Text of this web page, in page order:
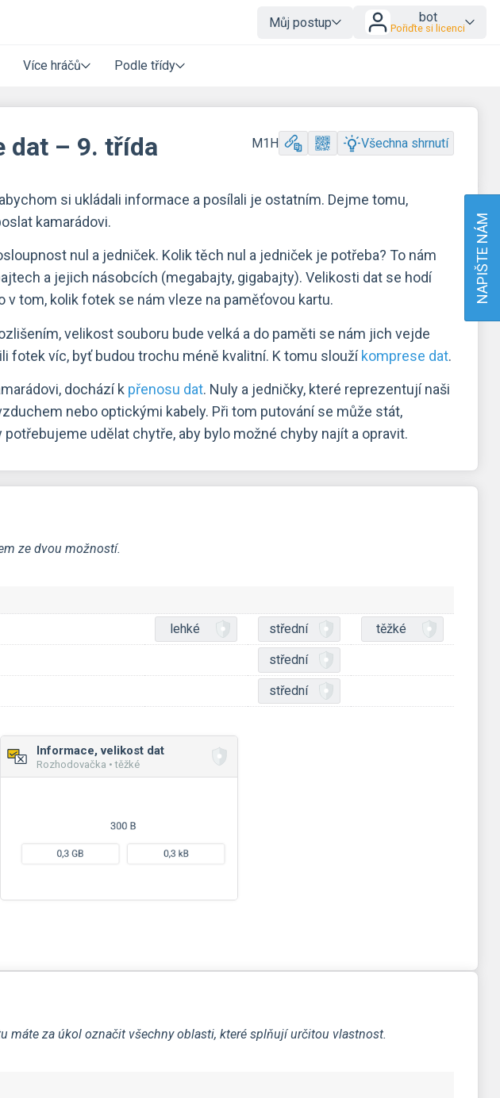
Můj postup bot
Pořiďte si licenci
Více hráčů Podle třídy
dat – 9. třída M1H Všechna shrnutí
si ukládali informace a posílali je ostatním. Dejme tomu,
kamarádovi.
nul a jedniček. Kolik těch nul a jedniček je potřeba? To nám
a jejich násobcích (megabajty, gigabajty). Velikosti dat se hodí
tom, kolik fotek se nám vleze na paměťovou kartu.
velikost souboru bude velká a do paměti se nám jich vejde
fotek víc, byť budou trochu méně kvalitní. K tomu sloužíkomprese dat.
dochází k přenosu dat. Nuly a jedničky, které reprezentují naši
nebo optickými kabely. Při tom putování se může stát,
udělat chytře, aby bylo možné chyby najít a opravit.
ze dvou možností.
lehké střední těžké
střední
střední
Informace, velikost dat
Rozhodovačka • těžké
máte za úkol označit všechny oblasti, které splňují určitou vlastnost.
NAPIŠTE NÁM